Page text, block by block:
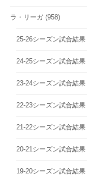
ラ・リーガ (958)
25-26シーズン試合結果
24-25シーズン試合結果
23-24シーズン試合結果
22-23シーズン試合結果
21-22シーズン試合結果
20-21シーズン試合結果
19-20シーズン試合結果